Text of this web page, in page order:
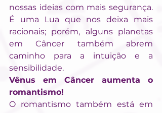
nossas ideias com mais segurança.
É uma Lua que nos deixa mais
racionais; porém, alguns planetas
em Câncer também abrem
caminho para a intuição e a
sensibilidade.
Vênus em Câncer aumenta o
romantismo!
O romantismo também está em